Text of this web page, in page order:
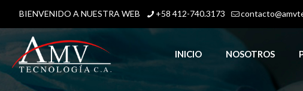
BIENVENIDO A NUESTRA WEB +58 412-740.3173
INICIO NOSOTROS